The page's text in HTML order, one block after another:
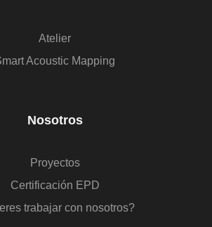
Atelier
Acoustic Mapping
Nosotros
Proyectos
Certificación EPD
trabajar con nosotros?